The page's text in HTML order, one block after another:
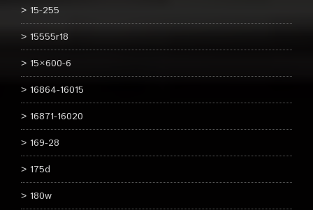
15-255
15555r18
15×600-6
16864-16015
16871-16020
169-28
175d
180w